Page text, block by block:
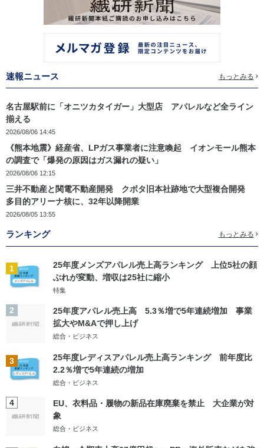
速報ニュース もっとみる
名古屋駅前に「オニツカタイガー」大型店 アパレルなど全ライン
揃える
2026/08/06 14:45
《熊本地震》経産省、LPガス事業者に注意喚起 イオンモール熊本
の調査で「爆発の原因はガス漏れの疑い」
2026/08/06 12:15
三井不動産と関電不動産開発 クボタ旧本社跡地で大型複合開発
多目的アリーナ核に、32年以降開業
2026/08/05 13:55
ランキング もっとみる
1
25年度メンズアパレル売上高ランキング 上位5社の顔
ぶれが変動、増収は25社に縮小
特集
2
25年度アパレル売上高 5.3％増で5年連続増加 事業
拡大やM&Aで押し上げ
総合・ビジネス
3
25年度レディスアパレル売上高ランキング 前年度比
2.2％増で5年連続の増加
総合・ビジネス
4
EU、衣料品・履物の新品在庫廃棄を禁止 大企業が対
象
総合・ビジネス